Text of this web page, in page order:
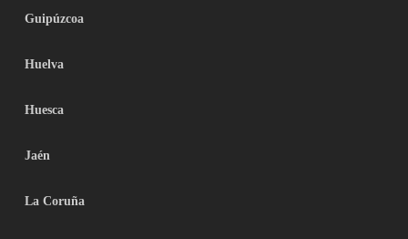
Guipúzcoa
Huelva
Huesca
Jaén
La Coruña